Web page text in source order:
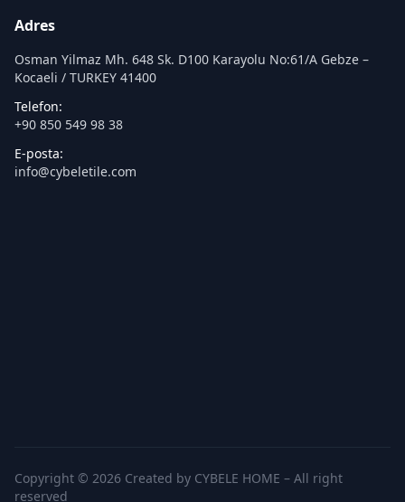
Adres
Osman Yilmaz Mh. 648 Sk. D100 Karayolu No:61/A Gebze –
Kocaeli / TURKEY 41400
Telefon:
+90 850 549 98 38
E-posta:
info@cybeletile.com
Copyright © 2026 Created by CYBELE HOME – All right
reserved